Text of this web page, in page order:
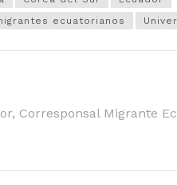
ecuatorianos
Corresponsal Migrante